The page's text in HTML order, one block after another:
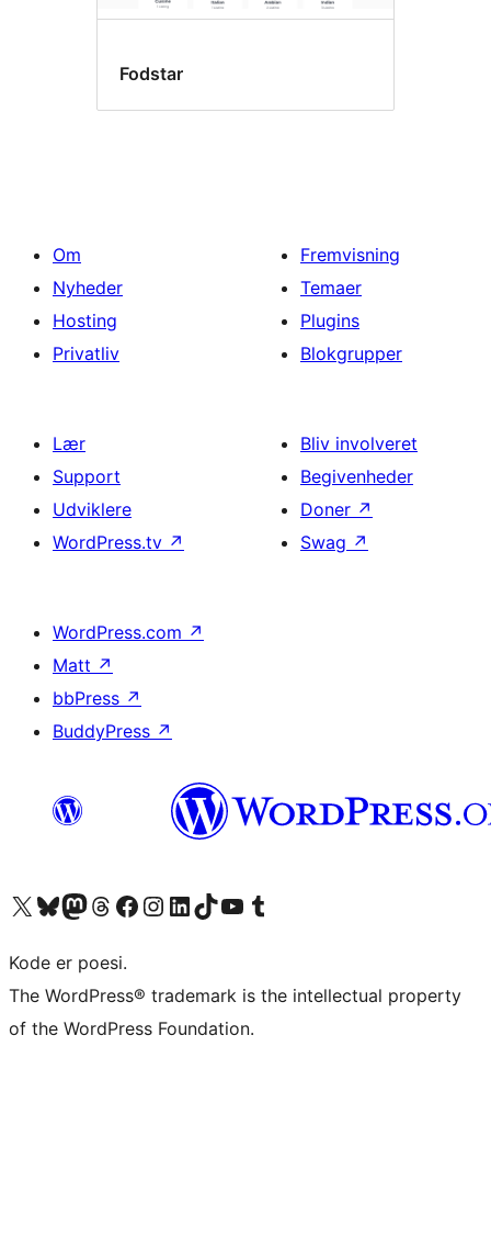
Fodstar
Om
Nyheder
Hosting
Privatliv
Fremvisning
Temaer
Plugins
Blokgrupper
Lær
Support
Udviklere
WordPress.tv ↗
Bliv involveret
Begivenheder
Doner ↗
Swag ↗
WordPress.com ↗
Matt ↗
bbPress ↗
BuddyPress ↗
Besøg vores X (tidligere Twitter) konto
Besøg vores Bluesky-konto
Besøg vores Mastodon konto
Besøg vores Threads-konto
Besøg vores Facebook sideBesøg vores Instagram konto
Besøg vores LinkedIn konto
Besøg vores TikTok-konto
Besøg vores YouTube-kanalBesøg vores Tumblr-konto
Kode er poesi.
The WordPress® trademark is the intellectual property
of the WordPress Foundation.